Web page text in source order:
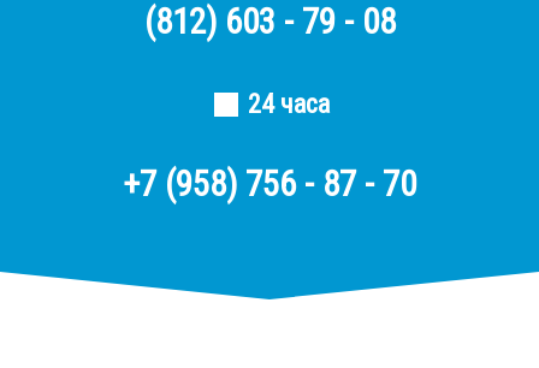
(812) 603 - 79 - 08
24 часа
+7 (958) 756 - 87 - 70